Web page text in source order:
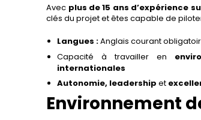
Avec plus de 15 ans d’expérience
clés du projet et êtes capable de
Langues :Anglais courant
Capacité à travailler en
internationales
Autonomie, leadership et
Environnement